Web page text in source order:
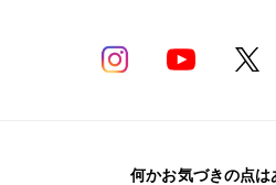
何かお気づきの点は